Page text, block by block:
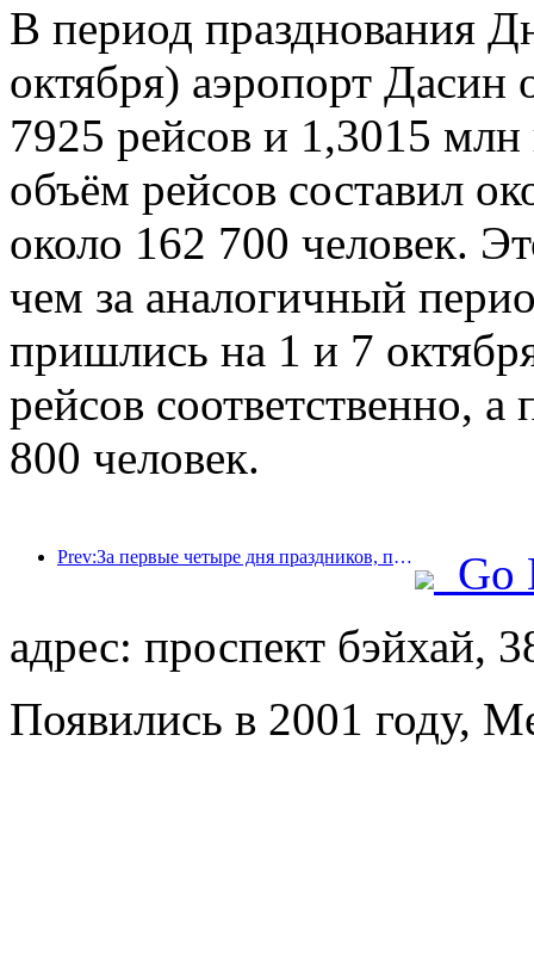
В период празднования
октября) аэропорт
7925 рейсов и 1,3015
объём рейсов составил
около 162 700 человек.
чем за аналогичный
пришлись на 1 и 7
рейсов соответственно,
800 человек.
Prev:За первые четыре дня праздников, посвященных Празднику середины осени и Дню независимости, Шанхай посетили более 15,11 млн туристов, что на 20% больше, чем годом ранее.
Go
адрес: проспект бэйхай,
Появились в 2001 году,